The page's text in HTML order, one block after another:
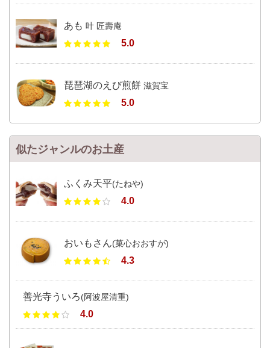
あも 叶 匠壽庵
5.0
琵琶湖のえび煎餅 滋賀宝
5.0
似たジャンルのお土産
ふくみ天平(たねや)
4.0
おいもさん(菓心おおすが)
4.3
善光寺ういろ (阿波屋清重)
4.0